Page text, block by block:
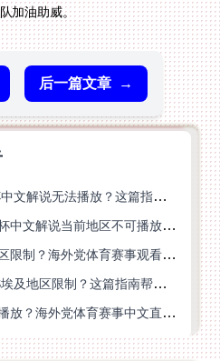
加油助威。
后一篇文章 →
在新加坡看CCTV5世界杯中文解说无法播放？这篇指南帮你解锁海外体育直播自由
在加拿大看咪咕视频世界杯中文解说当前地区不可播放？这篇指南帮你一键解决
在日本看央视频世界杯地区限制？海外党体育赛事观看终极指南
在国外看世界杯阿根廷VS埃及地区限制？这篇指南帮你搞定中文直播+解说
在香港看抖音世界杯无法播放？海外党体育赛事中文直播终极指南